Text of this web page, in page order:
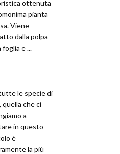
ottenuta
pianta
Viene
dalla polpa
foglia e ...
le specie di
quella che ci
a
in questo
è
la più